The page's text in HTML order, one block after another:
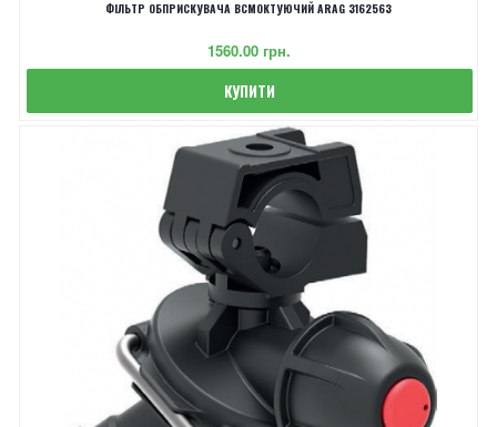
ФІЛЬТР ОБПРИСКУВАЧА ВСМОКТУЮЧИЙ ARAG 3162563
‎1560.00 грн.
КУПИТИ